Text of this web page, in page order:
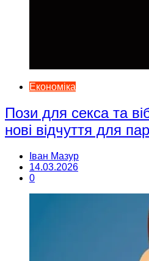
Економіка
Пози для секса та
нові відчуття для
Іван Мазур
14.03.2026
0